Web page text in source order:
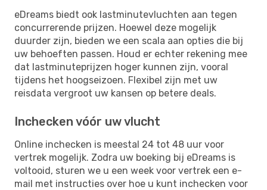
eDreams biedt ook lastminutevluchten aan tegen
concurrerende prijzen. Hoewel deze mogelijk
duurder zijn, bieden we een scala aan opties die bij
uw behoeften passen. Houd er echter rekening mee
dat lastminuteprijzen hoger kunnen zijn, vooral
tijdens het hoogseizoen. Flexibel zijn met uw
reisdata vergroot uw kansen op betere deals.
Inchecken vóór uw vlucht
Online inchecken is meestal 24 tot 48 uur voor
vertrek mogelijk. Zodra uw boeking bij eDreams is
voltooid, sturen we u een week voor vertrek een e-
mail met instructies over hoe u kunt inchecken voor